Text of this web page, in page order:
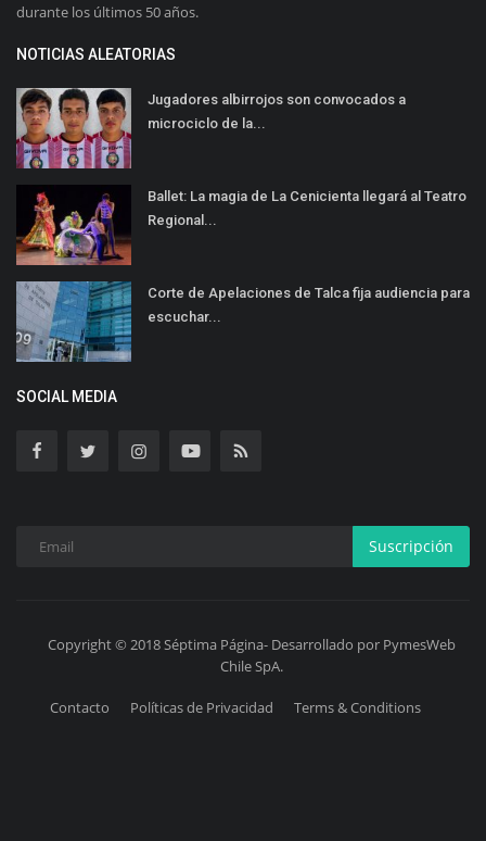
durante los últimos 50 años.
NOTICIAS ALEATORIAS
Jugadores albirrojos son convocados a
microciclo de la...
Ballet: La magia de La Cenicienta llegará al Teatro
Regional...
Corte de Apelaciones de Talca fija audiencia para
escuchar...
SOCIAL MEDIA
Suscripción
Copyright © 2018 Séptima Página- Desarrollado por PymesWeb
Chile SpA.
Contacto Políticas de Privacidad Terms & Conditions